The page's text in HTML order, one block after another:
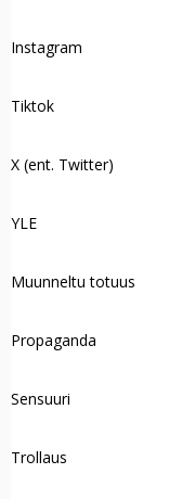
Instagram
Tiktok
X (ent. Twitter)
YLE
Muunneltu totuus
Propaganda
Sensuuri
Trollaus